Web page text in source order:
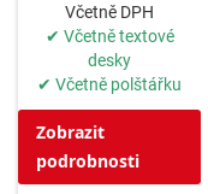
Včetně DPH
✔ Včetně textové
desky
✔ Včetně polštářku
Zobrazit
podrobnosti